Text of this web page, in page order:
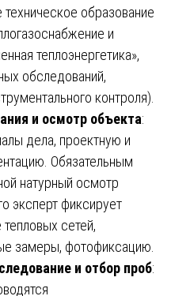
образование
и
теплоэнергетика»,
обследований,
контроля).
и осмотр объекта:
дела, проектную и
Обязательным
натурный осмотр
эксперт фиксирует
сетей,
замеры, фотофиксацию.
и отбор проб: